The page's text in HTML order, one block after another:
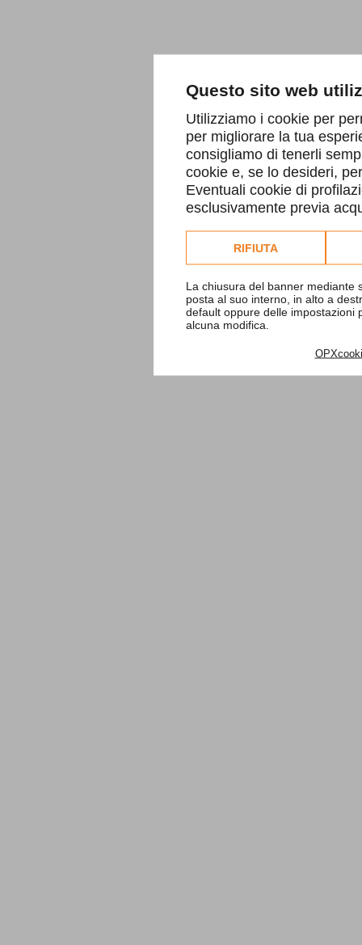
Questo sito web
Utilizziamo i cookie per
per migliorare la tua
consigliamo di tenerli
cookie e, se lo desideri,
Eventuali cookie di
esclusivamente previa
Consulta l'informativa
RIFIUTA
La chiusura del banner mediante
posta al suo interno, in alto a
default oppure delle impostazioni
alcuna modifica.